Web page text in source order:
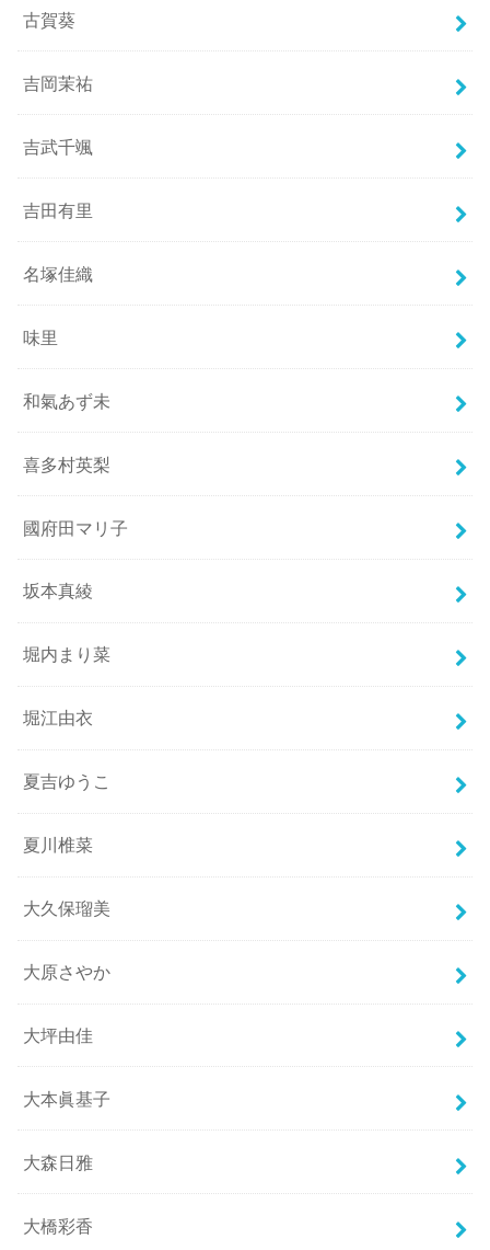
古賀葵
吉岡茉祐
吉武千颯
吉田有里
名塚佳織
味里
和氣あず未
喜多村英梨
國府田マリ子
坂本真綾
堀内まり菜
堀江由衣
夏吉ゆうこ
夏川椎菜
大久保瑠美
大原さやか
大坪由佳
大本眞基子
大森日雅
大橋彩香